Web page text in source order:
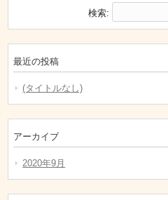
検索:
最近の投稿
(タイトルなし)
アーカイブ
2020年9月